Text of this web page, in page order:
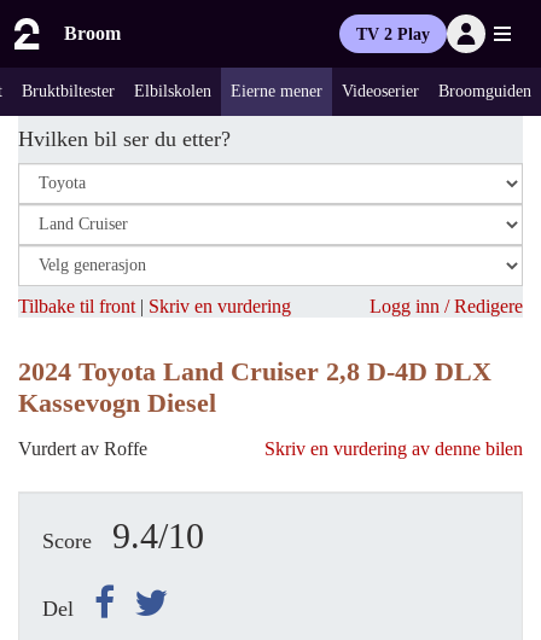
Broom TV 2 Play
Bruktbiltester Elbilskolen Eierne mener Videoserier Broomguiden
Hvilken bil ser du etter?
Tilbake til front | Skriv en vurdering Logg inn / Redigere
2024 Toyota Land Cruiser 2,8 D-4D DLX
Kassevogn Diesel
Vurdert av Roffe Skriv en vurdering av denne bilen
Score 9.4/10
Del